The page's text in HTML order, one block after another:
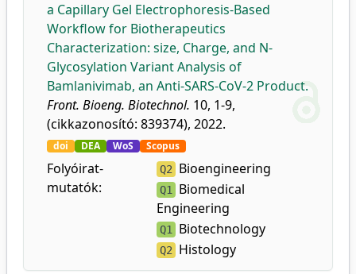
a Capillary Gel Electrophoresis-Based
Workflow for Biotherapeutics
Characterization: size, Charge, and N-
Glycosylation Variant Analysis of
Bamlanivimab, an Anti-SARS-CoV-2 Product.
Front. Bioeng. Biotechnol. 10, 1-9,
(cikkazonosító: 839374), 2022.
doi DEA WoS Scopus
Folyóirat-
mutatók:
Q2 Bioengineering
Q1
Biomedical
Engineering
Q1 Biotechnology
Q2 Histology